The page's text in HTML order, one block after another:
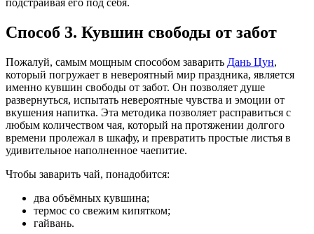
подстраивая его под себя.
Способ 3. Кувшин свободы от забот
Пожалуй, самым мощным способом заварить Дань Цун,
который погружает в невероятный мир праздника, является
именно кувшин свободы от забот. Он позволяет душе
развернуться, испытать невероятные чувства и эмоции от
вкушения напитка. Эта методика позволяет расправиться с
любым количеством чая, который на протяжении долгого
времени пролежал в шкафу, и превратить простые листья в
удивительное наполненное чаепитие.
Чтобы заварить чай, понадобится:
два объёмных кувшина;
термос со свежим кипятком;
гайвань.